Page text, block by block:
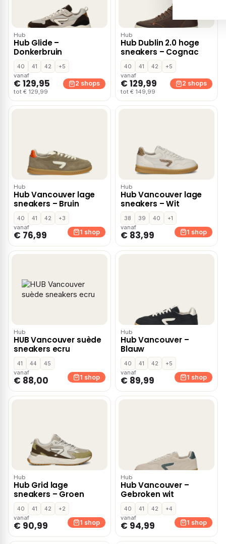
Hub
Hub Glide –
Donkerbruin
40 41 42
+5
vanaf
€ 129,95
tot € 129,99
2 shops
Hub
Hub Dublin 2.0 hoge
sneakers – Cognac
40 41 42
+5
vanaf
€ 129,99
tot € 149,99
2 shops
Hub
Hub Vancouver lage
sneakers – Bruin
40 41 42
+3
vanaf
€ 76,99 1 shop
Hub
Hub Vancouver lage
sneakers – Wit
38 39 40
+1
vanaf
€ 83,99 1 shop
Hub
HUB Vancouver suède
sneakers ecru
41 44
45
vanaf
€ 88,00 1 shop
Hub
Hub Vancouver –
Blauw
40 41 42
+5
vanaf
€ 89,99 1 shop
Hub
Hub Grid lage
sneakers – Groen
40 41 42
+2
vanaf
€ 90,99 1 shop
Hub
Hub Vancouver –
Gebroken wit
40 41 42
+4
vanaf
€ 94,99 1 shop